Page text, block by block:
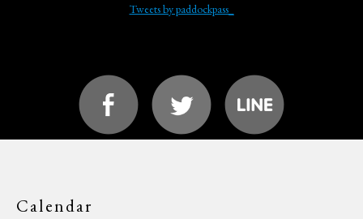
Tweets by paddockpass_
Calendar